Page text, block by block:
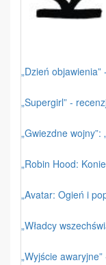
„Dzień objawienia”
„Supergirl” -
„Gwiezdne
„Robin Hood:
„Avatar: Ogień i
„Władcy
„Wyjście